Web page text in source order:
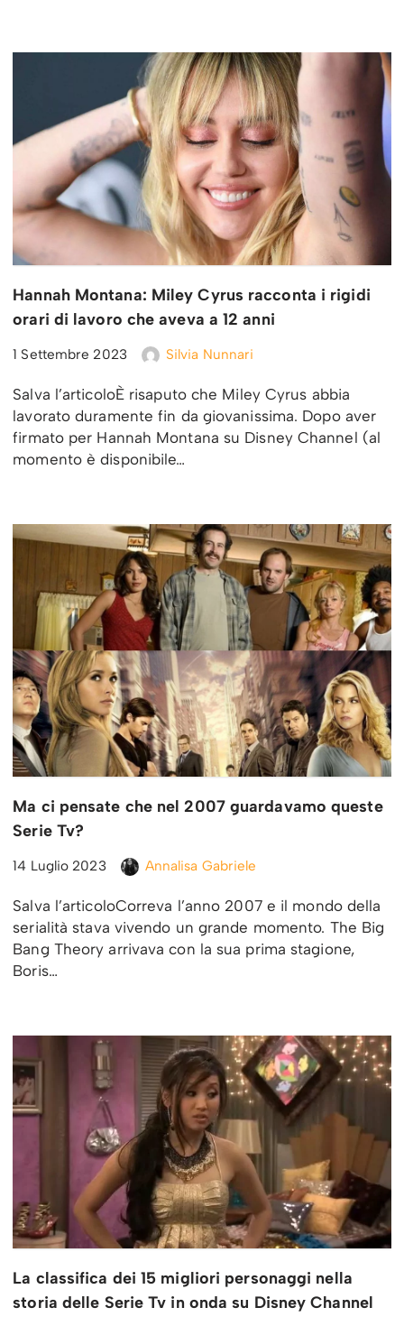
Hannah Montana: Miley Cyrus racconta i rigidi
orari di lavoro che aveva a 12 anni
1 Settembre 2023 Silvia Nunnari
Salva l’articoloÈ risaputo che Miley Cyrus abbia
lavorato duramente fin da giovanissima. Dopo aver
firmato per Hannah Montana su Disney Channel (al
momento è disponibile…
Ma ci pensate che nel 2007 guardavamo queste
Serie Tv?
14 Luglio 2023 Annalisa Gabriele
Salva l’articoloCorreva l’anno 2007 e il mondo della
serialità stava vivendo un grande momento. The Big
Bang Theory arrivava con la sua prima stagione,
Boris…
La classifica dei 15 migliori personaggi nella
storia delle Serie Tv in onda su Disney Channel